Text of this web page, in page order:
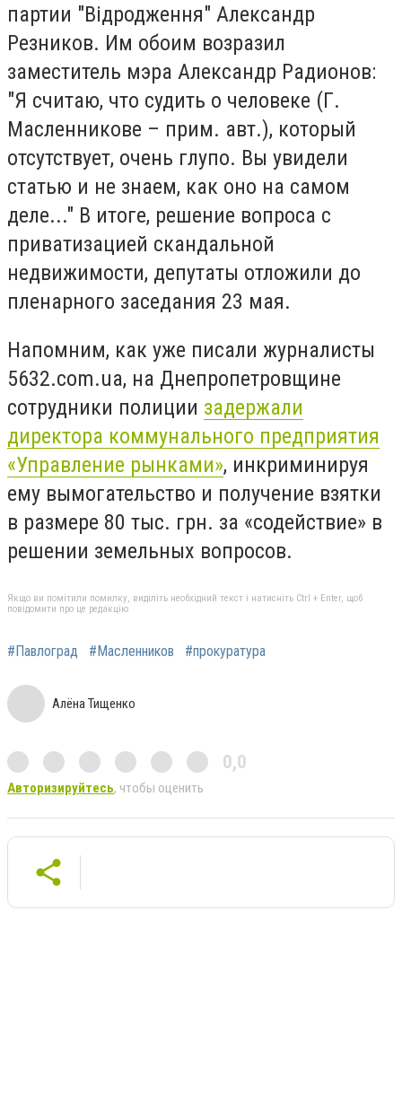
партии "Відродження" Александр
Резников. Им обоим возразил
заместитель мэра Александр Радионов:
"Я считаю, что судить о человеке (Г.
Масленникове – прим. авт.), который
отсутствует, очень глупо. Вы увидели
статью и не знаем, как оно на самом
деле..." В итоге, решение вопроса с
приватизацией скандальной
недвижимости, депутаты отложили до
пленарного заседания 23 мая.
Напомним, как уже писали журналисты
5632.com.ua, на Днепропетровщине
сотрудники полиции задержали
директора коммунального предприятия
«Управление рынками», инкриминируя
ему вымогательство и получение взятки
в размере 80 тыс. грн. за «содействие» в
решении земельных вопросов.
Якщо ви помітили помилку, виділіть необхідний текст і натисніть Ctrl + Enter, щоб
повідомити про це редакцію
#Павлоград #Масленников #прокуратура
Алёна Тищенко
0,0
Авторизируйтесь, чтобы оценить